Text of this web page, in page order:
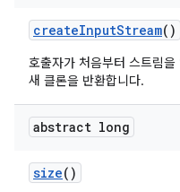
createInputStream()
호출자가 처음부터 스트림
새 클론을 반환합니다.
abstract long
size()